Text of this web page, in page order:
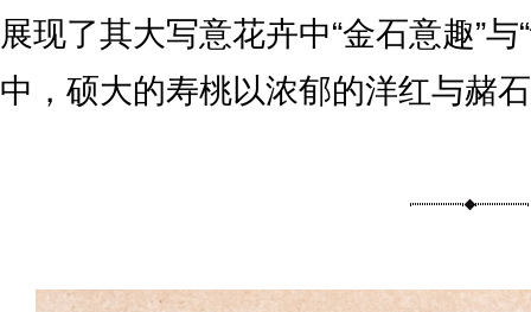
展现了其大写意花卉中“金石意趣”
中，硕大的寿桃以浓郁的洋红与赭